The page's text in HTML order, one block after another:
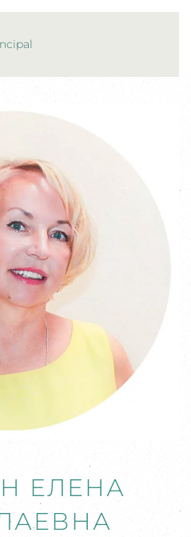
ЕЛЕНА